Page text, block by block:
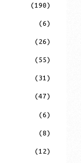
(190)
(6)
(26)
(55)
(31)
(47)
(6)
(8)
(12)